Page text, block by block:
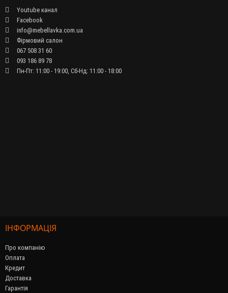
Youtube канал
Facebook
info@mebellavka.com.ua
Фірмовий салон
067 508 31 60
093 186 89 78
Пн-Пт: 11:00 - 19:00, Сб-Нд: 11:00 - 18:00
ІНФОРМАЦІЯ
Про компанію
Оплата
Кредит
Доставка
Гарантія